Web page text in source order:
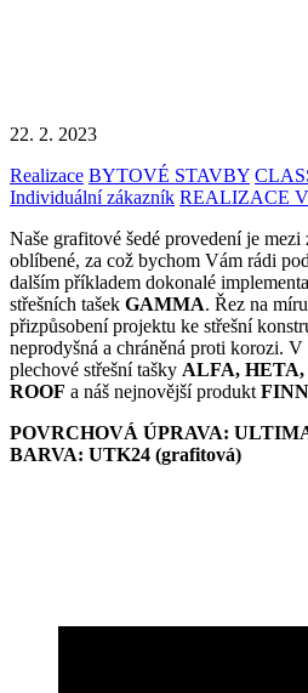
22. 2. 2023
Realizace BYTOVÉ STAVBY
Individuální zákazník REALIZACE
Naše grafitové šedé provedení je mezi
oblíbené, za což bychom Vám rádi
dalším příkladem dokonalé
střešních tašek GAMMA. Řez na
přizpůsobení projektu ke střešní
neprodyšná a chráněná proti korozi.
plechové střešní tašky ALFA,
ROOF a náš nejnovější produkt
POVRCHOVÁ ÚPRAVA:
BARVA: UTK24 (grafitová)